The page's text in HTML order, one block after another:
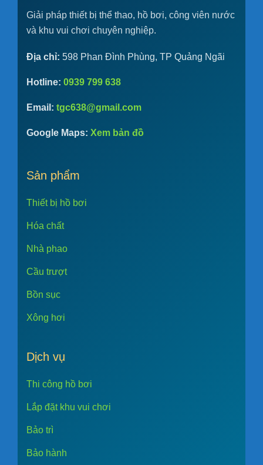
Giải pháp thiết bị thể thao, hồ bơi, công viên nước
và khu vui chơi chuyên nghiệp.
Địa chỉ: 598 Phan Đình Phùng, TP Quảng Ngãi
Hotline: 0939 799 638
Email: tgc638@gmail.com
Google Maps: Xem bản đồ
Sản phẩm
Thiết bị hồ bơi
Hóa chất
Nhà phao
Cầu trượt
Bồn sục
Xông hơi
Dịch vụ
Thi công hồ bơi
Lắp đặt khu vui chơi
Bảo trì
Bảo hành